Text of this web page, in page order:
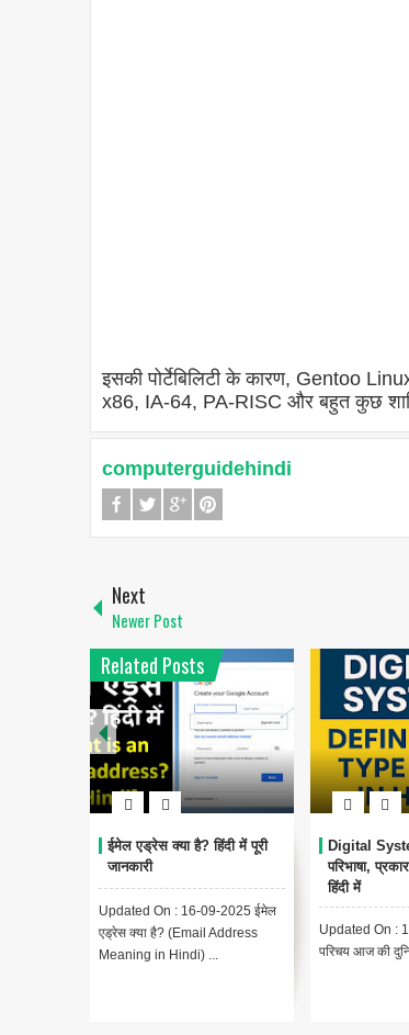
इसकी पोर्टेबिलिटी के कारण, Gentoo
x86, IA-64, PA-RISC और बहुत कुछ
computerguidehindi
Next
Newer Post
Related Posts
ईमेल एड्रेस क्या है? हिंदी में पूरी
जानकारी
Updated On : 16-09-2025 ईमेल
एड्रेस क्या है? (Email Address
Meaning in Hindi) ...
Digital
परिभाषा,
हिंदी में
Updated On :
परिचय आज की